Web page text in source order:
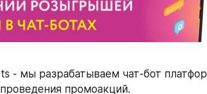
- мы разрабатываем чат-бот
промоакций.